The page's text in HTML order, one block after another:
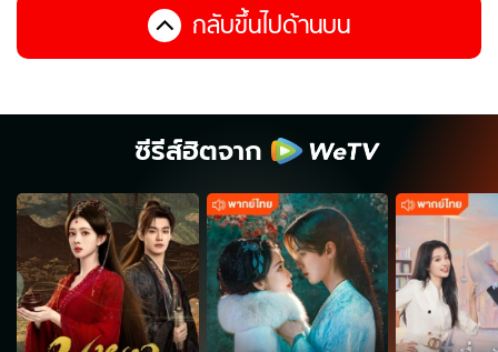
กลับขึ้นไปด้านบน
ซีรีส์ฮิตจาก